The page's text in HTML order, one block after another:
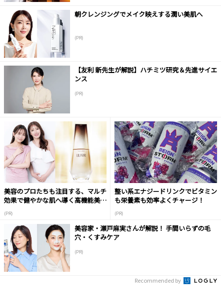
朝クレンジングでメイク映えする潤い美肌へ
(PR)
【友利 新先生が解説】ハチミツ研究＆先進サイエ
ンス
(PR)
美容のプロたちも注目する、マルチ
効果で健やかな肌へ導く高機能美容
(PR)
整い系エナジードリンクでビタミン
も栄養素も効率よくチャージ！
(PR)
美容家・瀬戸麻実さんが解説！ 手間いらずの毛
穴・くすみケア
(PR)
Recommended by